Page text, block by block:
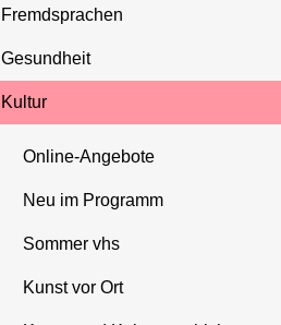
Fremdsprachen
Gesundheit
Kultur
Online-Angebote
Neu im Programm
Sommer vhs
Kunst vor Ort